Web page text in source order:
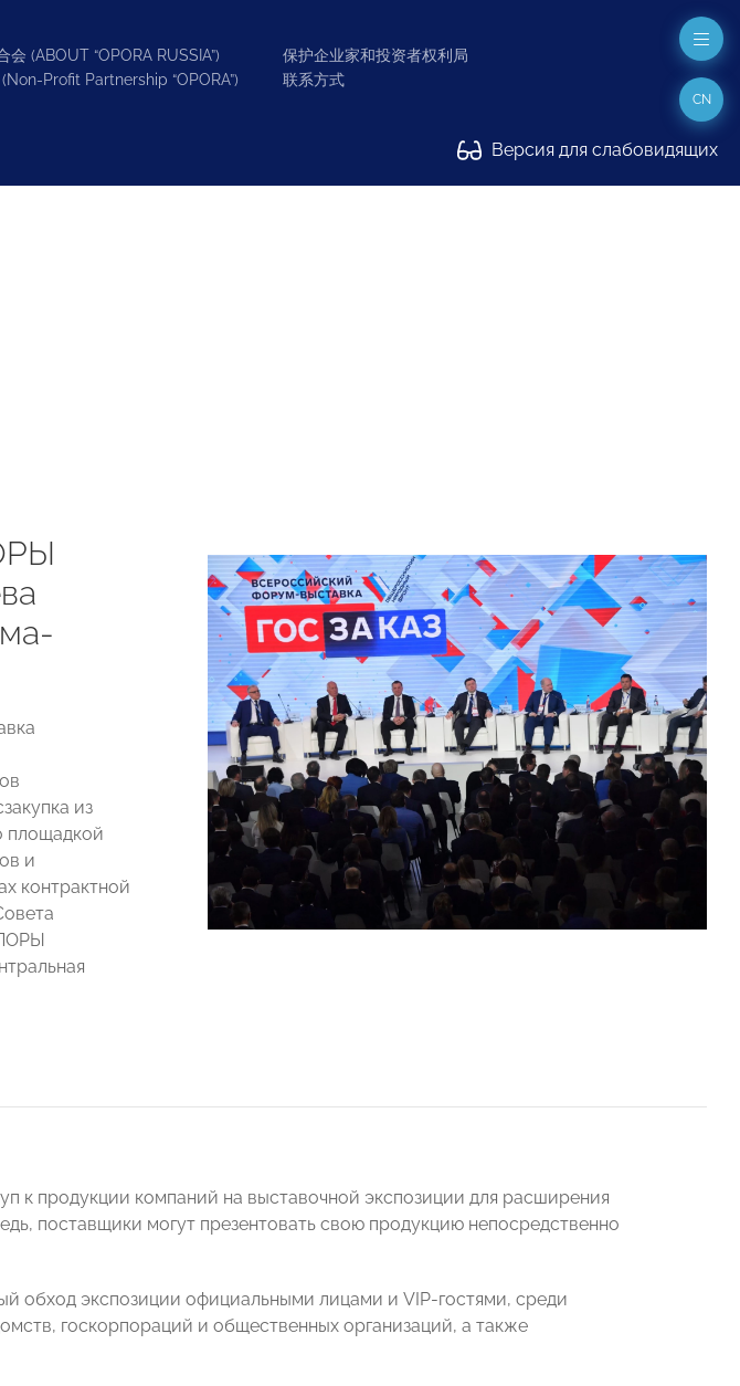
(ABOUT “OPORA RUSSIA”)
Profit Partnership “OPORA”)
保护企业家和投资者权利局
联系方式
Версия для слабовидящих
CN
из
площадкой
и
контрактной
к продукции компаний на выставочной экспозиции для расширения
поставщики могут презентовать свою продукцию непосредственно
обход экспозиции официальными лицами и VIP-гостями, среди
госкорпораций и общественных организаций, а также